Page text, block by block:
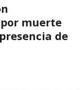
muerte
de